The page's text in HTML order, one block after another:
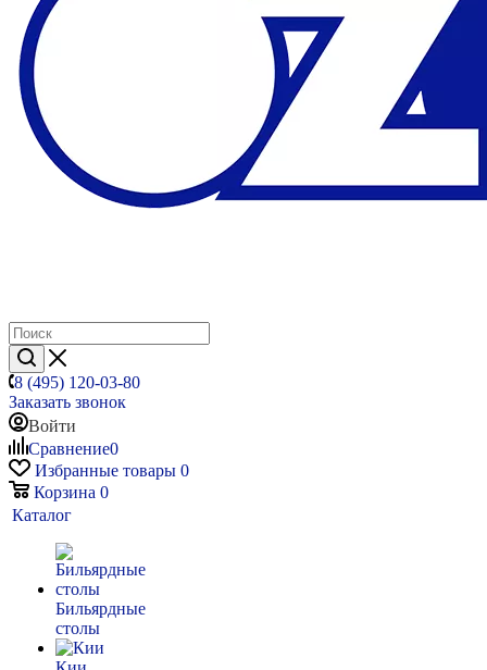
8 (495) 120-03-80
Заказать звонок
Войти
Сравнение0
Избранные товары 0
Корзина 0
Каталог
Бильярдные
столы